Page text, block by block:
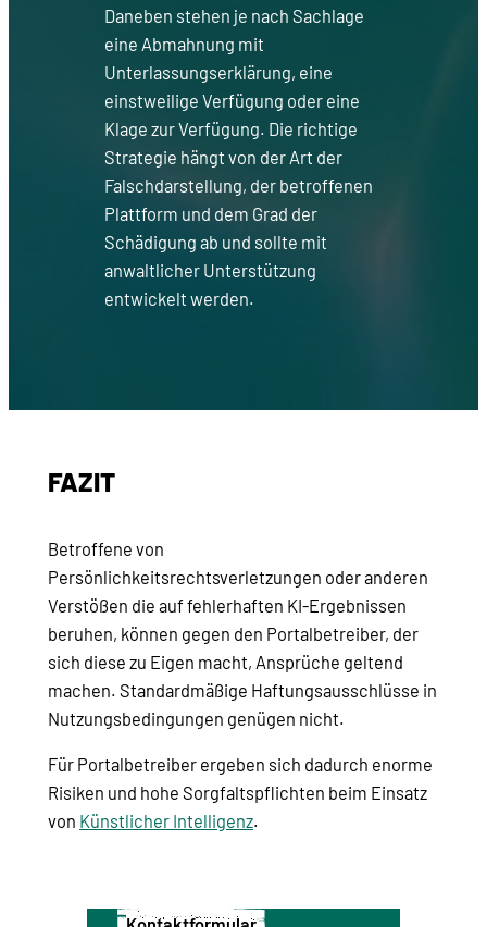
Daneben stehen je nach Sachlage
eine Abmahnung mit
Unterlassungserklärung, eine
einstweilige Verfügung oder eine
Klage zur Verfügung. Die richtige
Strategie hängt von der Art der
Falschdarstellung, der betroffenen
Plattform und dem Grad der
Schädigung ab und sollte mit
anwaltlicher Unterstützung
entwickelt werden.
FAZIT
Betroffene von
Persönlichkeitsrechtsverletzungen oder anderen
Verstößen die auf fehlerhaften KI-Ergebnissen
beruhen, können gegen den Portalbetreiber, der
sich diese zu Eigen macht, Ansprüche geltend
machen. Standardmäßige Haftungsausschlüsse in
Nutzungsbedingungen genügen nicht.
Für Portalbetreiber ergeben sich dadurch enorme
Risiken und hohe Sorgfaltspflichten beim Einsatz
von Künstlicher Intelligenz.